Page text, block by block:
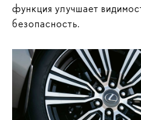
функция улучшает
безопасность.